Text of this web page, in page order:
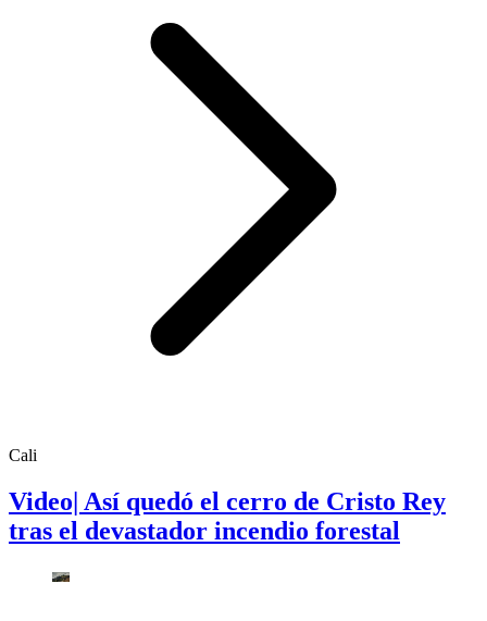
Cali
Video| Así quedó el cerro de Cristo Rey
tras el devastador incendio forestal